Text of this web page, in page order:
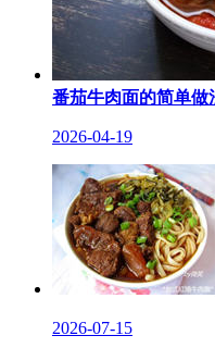
番茄牛肉面的简单做
2026-04-19
2026-07-15